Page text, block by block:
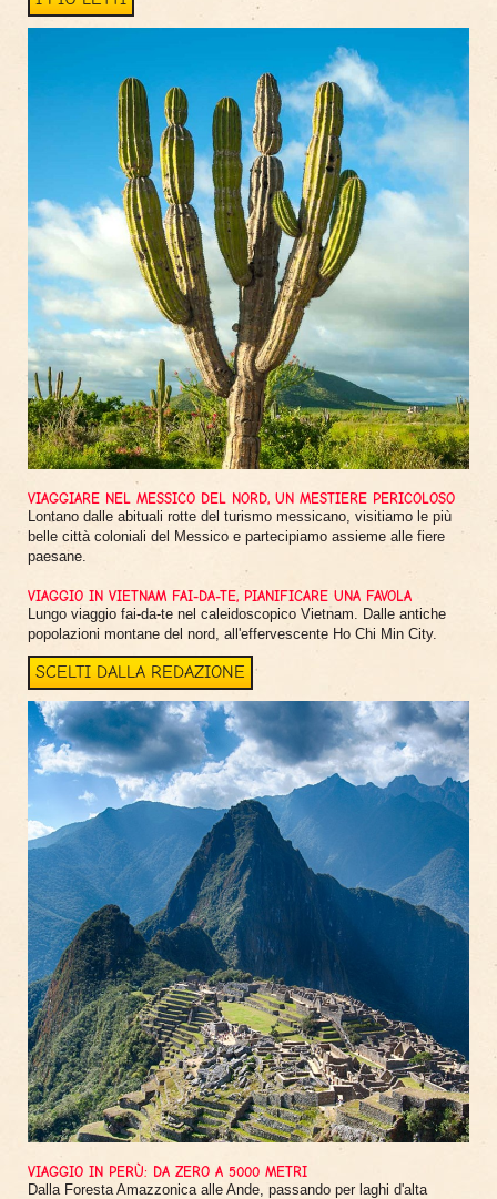
VIAGGIARE NEL MESSICO DEL NORD, UN MESTIERE PERICOLOSO
Lontano dalle abituali rotte del turismo messicano, visitiamo le più
belle città coloniali del Messico e partecipiamo assieme alle fiere
paesane.
VIAGGIO IN VIETNAM FAI-DA-TE, PIANIFICARE UNA FAVOLA
Lungo viaggio fai-da-te nel caleidoscopico Vietnam. Dalle antiche
popolazioni montane del nord, all'effervescente Ho Chi Min City.
SCELTI DALLA REDAZIONE
VIAGGIO IN PERÙ: DA ZERO A 5000 METRI
Dalla Foresta Amazzonica alle Ande, passando per laghi d'alta